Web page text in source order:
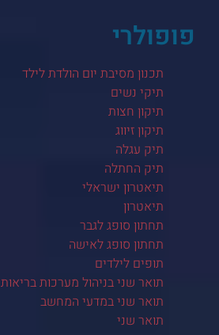
פופולרי
תכנון מסיבת יום הולדת לילד
תיקי נשים
תיקון חצות
תיקון זיווג
תיק עגלה
תיק החתלה
תיאטרון ישראלי
תיאטרון
תחתון סופג לגבר
תחתון סופג לאישה
תופים לילדים
תואר שני בניהול מערכות בריאות
תואר שני במדעי המחשב
תואר שני